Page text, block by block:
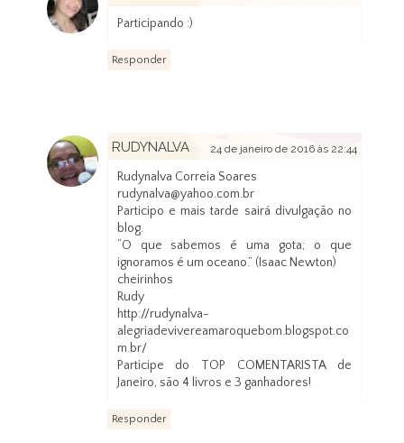
Participando :)
Responder
RUDYNALVA 24 de janeiro de 2016 às 22:44
Rudynalva Correia Soares
rudynalva@yahoo.com.br
Participo e mais tarde sairá divulgação no
blog.
“O que sabemos é uma gota; o que
ignoramos é um oceano.” (Isaac Newton)
cheirinhos
Rudy
http://rudynalva-
alegriadevivereamaroquebom.blogspot.co
m.br/
Participe do TOP COMENTARISTA de
Janeiro, são 4 livros e 3 ganhadores!
Responder